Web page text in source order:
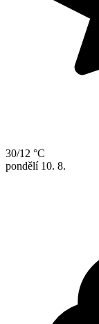
30/12 °C
pondělí 10. 8.